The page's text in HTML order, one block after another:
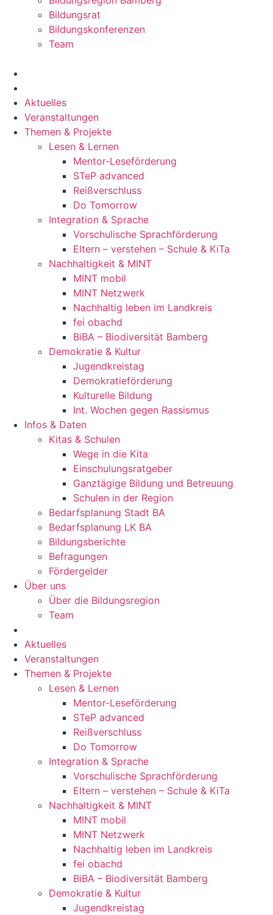
Bildungsrat
Bildungskonferenzen
Team
Aktuelles
Veranstaltungen
Themen & Projekte
Lesen & Lernen
Mentor-Leseförderung
STeP advanced
Reißverschluss
Do Tomorrow
Integration & Sprache
Vorschulische Sprachförderung
Eltern – verstehen – Schule & KiTa
Nachhaltigkeit & MINT
MINT mobil
MINT Netzwerk
Nachhaltig leben im Landkreis
fei obachd
BiBA – Biodiversität Bamberg
Demokratie & Kultur
Jugendkreistag
Demokratieförderung
Kulturelle Bildung
Int. Wochen gegen Rassismus
Infos & Daten
Kitas & Schulen
Wege in die Kita
Einschulungsratgeber
Ganztägige Bildung und Betreuung
Schulen in der Region
Bedarfsplanung Stadt BA
Bedarfsplanung LK BA
Bildungsberichte
Befragungen
Förder­gelder
Über uns
Über die Bildungsregion
Team
Aktuelles
Veranstaltungen
Themen & Projekte
Lesen & Lernen
Mentor-Leseförderung
STeP advanced
Reißverschluss
Do Tomorrow
Integration & Sprache
Vorschulische Sprachförderung
Eltern – verstehen – Schule & KiTa
Nachhaltigkeit & MINT
MINT mobil
MINT Netzwerk
Nachhaltig leben im Landkreis
fei obachd
BiBA – Biodiversität Bamberg
Demokratie & Kultur
Jugendkreistag